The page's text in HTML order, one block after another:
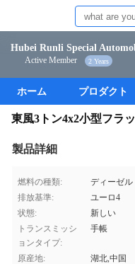
Hubei Runli Special
Active Member 2 Years
ホーム プロダクト
東風3トン4x2小型フラ
製品詳細
燃料の種類:
ディーゼル
排放基準:
ユーロ4
状態:
新しい
トランスミッシ
ョンタイプ:
手帳
原産地:
湖北,中国